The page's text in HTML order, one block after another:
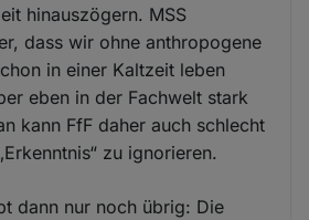
hinauszögern. MSS
dass wir ohne anthropogene
in einer Kaltzeit leben
eben in der Fachwelt stark
kann FfF daher auch schlecht
zu ignorieren.
dann nur noch übrig: Die